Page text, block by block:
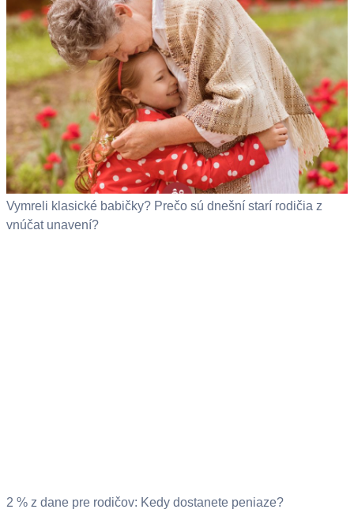
Vymreli klasické babičky? Prečo sú dnešní starí rodičia z
vnúčat unavení?
2 % z dane pre rodičov: Kedy dostanete peniaze?